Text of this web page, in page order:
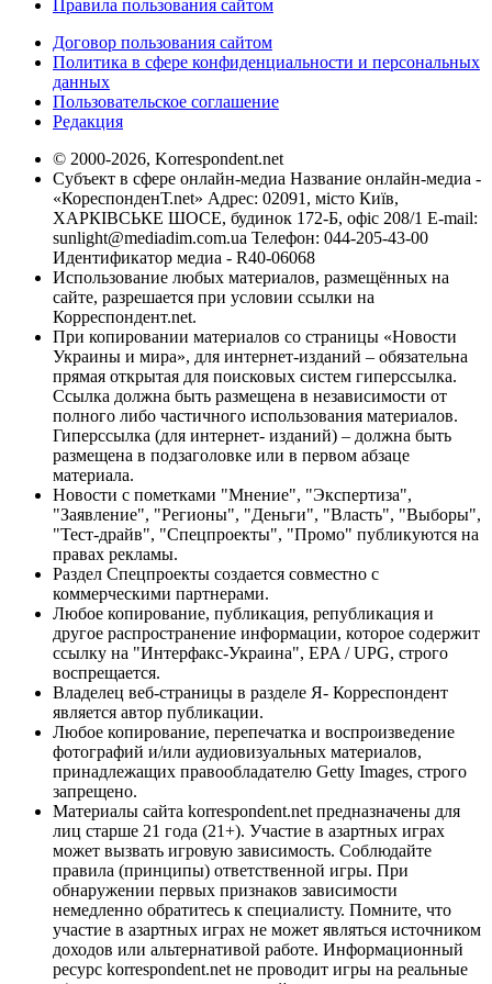
Правила пользования сайтом
Договор пользования сайтом
Политика в сфере конфиденциальности и персональных
данных
Пользовательское соглашение
Редакция
© 2000-2026, Korrespondent.net
Субъект в сфере онлайн-медиа Название онлайн-медиа -
«КореспонденТ.net» Адрес: 02091, місто Київ,
ХАРКІВСЬКЕ ШОСЕ, будинок 172-Б, офіс 208/1 E-mail:
sunlight@mediadim.com.ua Телефон: 044-205-43-00
Идентификатор медиа - R40-06068
Использование любых материалов, размещённых на
сайте, разрешается при условии ссылки на
Корреспондент.net.
При копировании материалов со страницы «Новости
Украины и мира», для интернет-изданий – обязательна
прямая открытая для поисковых систем гиперссылка.
Ссылка должна быть размещена в независимости от
полного либо частичного использования материалов.
Гиперссылка (для интернет- изданий) – должна быть
размещена в подзаголовке или в первом абзаце
материала.
Новости с пометками "Мнение", "Экспертиза",
"Заявление", "Регионы", "Деньги", "Власть", "Выборы",
"Тест-драйв", "Спецпроекты", "Промо" публикуются на
правах рекламы.
Раздел Спецпроекты создается совместно с
коммерческими партнерами.
Любое копирование, публикация, републикация и
другое распространение информации, которое содержит
ссылку на "Интерфакс-Украина", EPA / UPG, строго
воспрещается.
Владелец веб-страницы в разделе Я- Корреспондент
является автор публикации.
Любое копирование, перепечатка и воспроизведение
фотографий и/или аудиовизуальных материалов,
принадлежащих правообладателю Getty Images, строго
запрещено.
Материалы сайта korrespondent.net предназначены для
лиц старше 21 года (21+). Участие в азартных играх
может вызвать игровую зависимость. Соблюдайте
правила (принципы) ответственной игры. При
обнаружении первых признаков зависимости
немедленно обратитесь к специалисту. Помните, что
участие в азартных играх не может являться источником
доходов или альтернативой работе. Информационный
ресурс korrespondent.net не проводит игры на реальные